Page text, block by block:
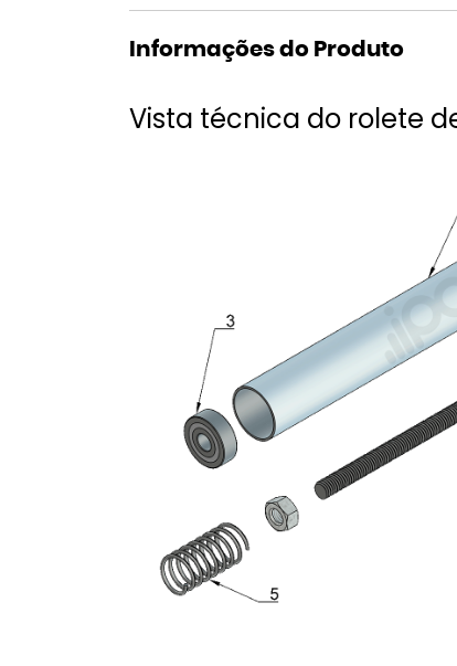
Informações do Produto
Vista técnica do rolete